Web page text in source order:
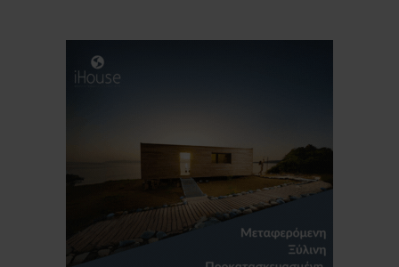
newsletter μας!
Γράψτε εδώ το email σας